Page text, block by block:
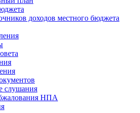
доходов местного бюджета
слушания
НПА